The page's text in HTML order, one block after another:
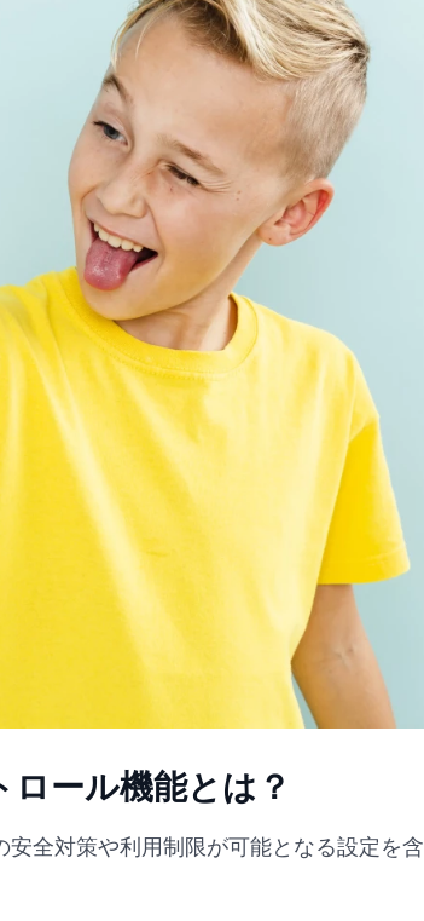
ール機能とは？
全対策や利用制限が可能となる設定を含